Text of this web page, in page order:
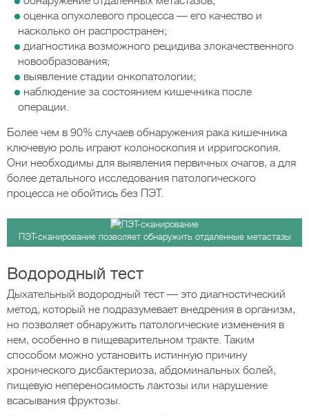
оценка опухолевого процесса — его качество и
насколько он распространен;
диагностика возможного рецидива злокачественного
новообразования;
выявление стадии онкопатологии;
наблюдение за состоянием кишечника после
операции.
Более чем в 90% случаев обнаружения рака кишечника
ключевую роль играют колоноскопия и ирригоскопия.
Они необходимы для выявления первичных очагов, а для
более детального исследования патологического
процесса не обойтись без ПЭТ.
ПЭТ-сканирование позволяет обнаружить отдаленные метастазы
Водородный тест
Дыхательный водородный тест — это диагностический
метод, который не подразумевает внедрения в организм,
но позволяет обнаружить патологические изменения в
нем, особенно в пищеварительном тракте. Таким
способом можно установить истинную причину
хронического дисбактериоза, абдоминальных болей,
пищевую непереносимость лактозы или нарушение
всасывания фруктозы.